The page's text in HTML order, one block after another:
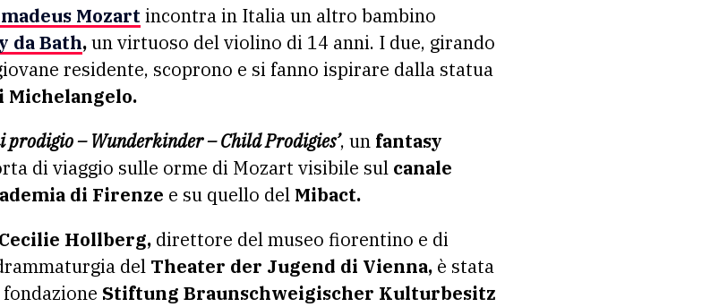
Mozart incontra in Italia un altro bambino
da Bath,un virtuoso del violino di 14 anni. I due, girando
residente, scoprono e si fanno ispirare dalla statua
Michelangelo.
prodigio – Wunderkinder – Child Prodigies’, un fantasy
di viaggio sulle orme di Mozart visibile sul canale
di Firenze e su quello del Mibact.
Cecilie Hollberg, direttore del museo fiorentino e di
del Theater der Jugend di Vienna, è stata
Stiftung Braunschweigischer Kulturbesitz